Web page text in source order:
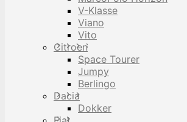
V-Klasse
Viano
Vito
Citroen
Space Tourer
Jumpy
Berlingo
Dacia
Dokker